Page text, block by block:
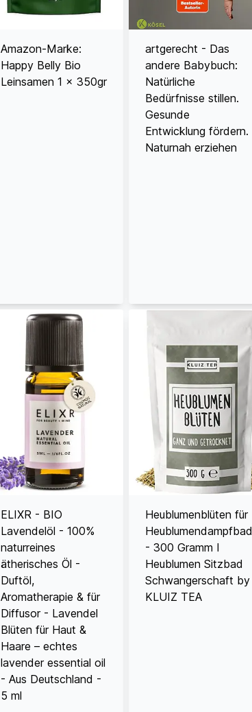
Amazon-Marke:
Happy Belly Bio
Leinsamen 1 x 350gr
artgerecht - Das
andere Babybuch:
Natürliche
Bedürfnisse stillen.
Gesunde
Entwicklung fördern.
Naturnah erziehen
ELIXR - BIO
Lavendelöl - 100%
naturreines
ätherisches Öl -
Duftöl,
Aromatherapie & für
Diffusor - Lavendel
Blüten für Haut &
Haare – echtes
lavender essential oil
- Aus Deutschland -
5 ml
Heublumenblüten für
Heublumendampfbad
- 300 Gramm I
Heublumen Sitzbad
Schwangerschaft by
KLUIZ TEA